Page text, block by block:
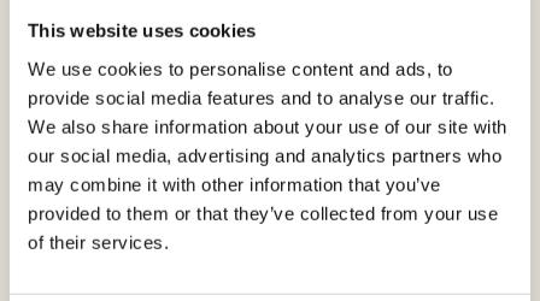
This website uses cookies
We use cookies to personalise content and ads, to
provide social media features and to analyse our traffic.
We also share information about your use of our site with
our social media, advertising and analytics partners who
may combine it with other information that you’ve
provided to them or that they’ve collected from your use
of their services.
よくある質問